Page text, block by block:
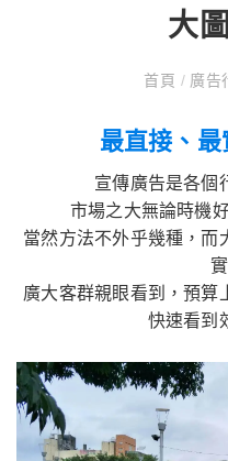
大
首頁 /廣告
最直接、
宣傳廣告是各個
市場之大無論時機
當然方法不外乎幾種，而
廣大客群親眼看到，預算
快速看到